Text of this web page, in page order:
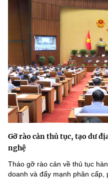
Gỡ rào cản thủ tục, tạo dư
nghệ
Tháo gỡ rào cản về thủ tục
doanh và đẩy mạnh phân